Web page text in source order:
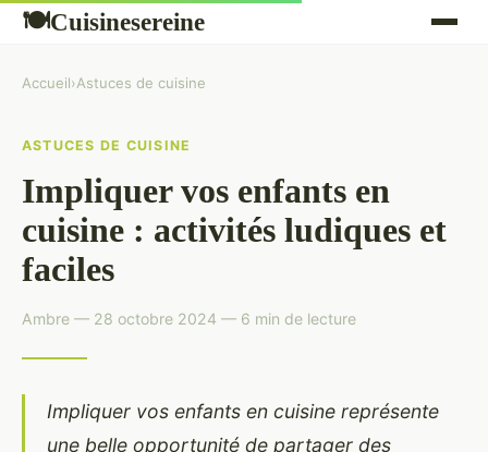
🍽Cuisinesereine
Accueil›Astuces de cuisine
ASTUCES DE CUISINE
Impliquer vos enfants en
cuisine : activités ludiques et
faciles
Ambre — 28 octobre 2024 — 6 min de lecture
Impliquer vos enfants en cuisine représente
une belle opportunité de partager des